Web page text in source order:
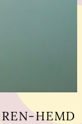
HEMD